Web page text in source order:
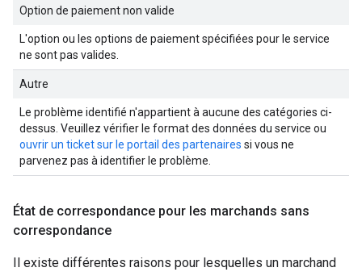
Option de paiement non valide
L'option ou les options de paiement spécifiées pour le service
ne sont pas valides.
Autre
Le problème identifié n'appartient à aucune des catégories ci-
dessus. Veuillez vérifier le format des données du service ou
ouvrir un ticket sur le portail des partenaires si vous ne
parvenez pas à identifier le problème.
État de correspondance pour les marchands sans
correspondance
Il existe différentes raisons pour lesquelles un marchand